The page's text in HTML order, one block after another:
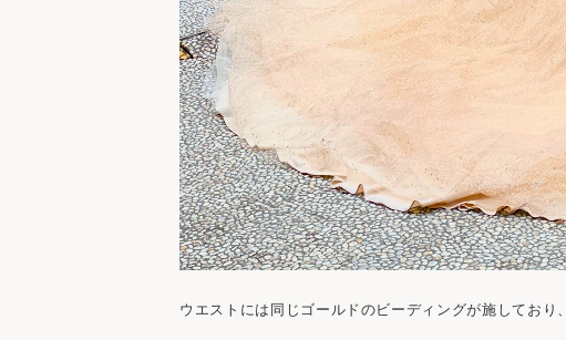
ウエストには同じゴールドのビーディングが施しており、